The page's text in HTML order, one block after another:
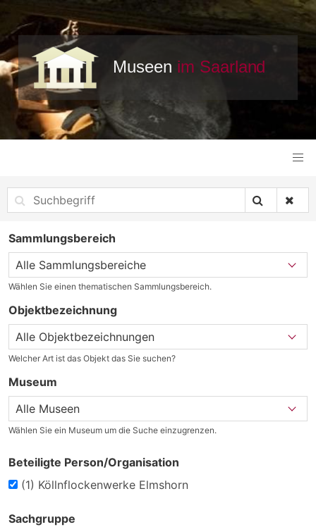
Sammlungsbereich
Wählen Sie einen thematischen Sammlungsbereich.
Objektbezeichnung
Welcher Art ist das Objekt das Sie suchen?
Museum
Wählen Sie ein Museum um die Suche einzugrenzen.
Beteiligte Person/Organisation
(1) Köllnflockenwerke Elmshorn
Sachgruppe